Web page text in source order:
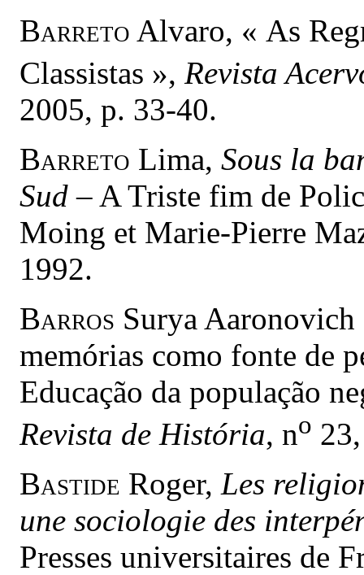
Barreto Alvaro, « As
Classistas », Revista
2005, p. 33-40.
Barreto Lima, Sous la
Sud – A Triste fim de
Moing et Marie-Pierre
1992.
Barros Surya Aaronovich
memórias como fonte de
Educação da população
Revista de História, no
Bastide Roger, Les
une sociologie des
Presses universitaires de